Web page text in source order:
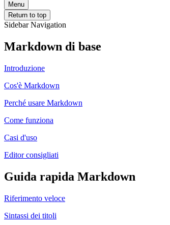
Menu
Return to top
Sidebar Navigation
Markdown di base
Introduzione
Cos'è Markdown
Perché usare Markdown
Come funziona
Casi d'uso
Editor consigliati
Guida rapida Markdown
Riferimento veloce
Sintassi dei titoli